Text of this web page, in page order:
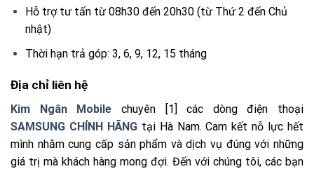
Hỗ trợ tư tấn từ 08h30 đến 20h30 (từ Thứ 2 đến Chủ
nhật)
Thời hạn trả góp: 3, 6, 9, 12, 15 tháng
Địa chỉ liên hệ
Kim Ngân Mobile chuyên [1] các dòng điện thoại
SAMSUNG CHÍNH HÃNGtại Hà Nam. Cam kết nỗ lực hết
mình nhằm cung cấp sản phẩm và dịch vụ đúng với những
giá trị mà khách hàng mong đợi. Đến với chúng tôi, các bạn